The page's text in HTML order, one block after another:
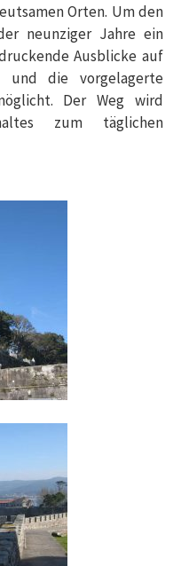
Orten. Um den
neunziger Jahre ein
Ausblicke auf
die vorgelagerte
Der Weg wird
zum täglichen